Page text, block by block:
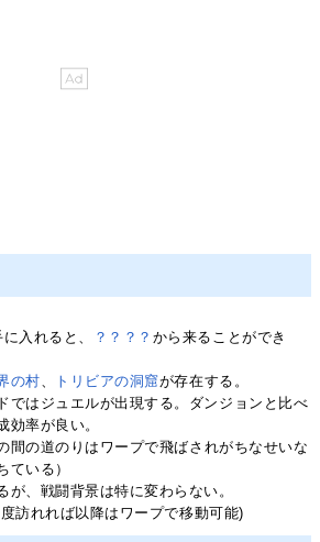
入れると、 ？？？？ から来ることができ
の村 トリビアの洞窟が存在する。
ではジュエルが出現する。ダンジョンと比べ
効率が良い。
間の道のりはワープで飛ばされがちなせいな
ている）
が、戦闘背景は特に変わらない。
訪れれば以降はワープで移動可能)